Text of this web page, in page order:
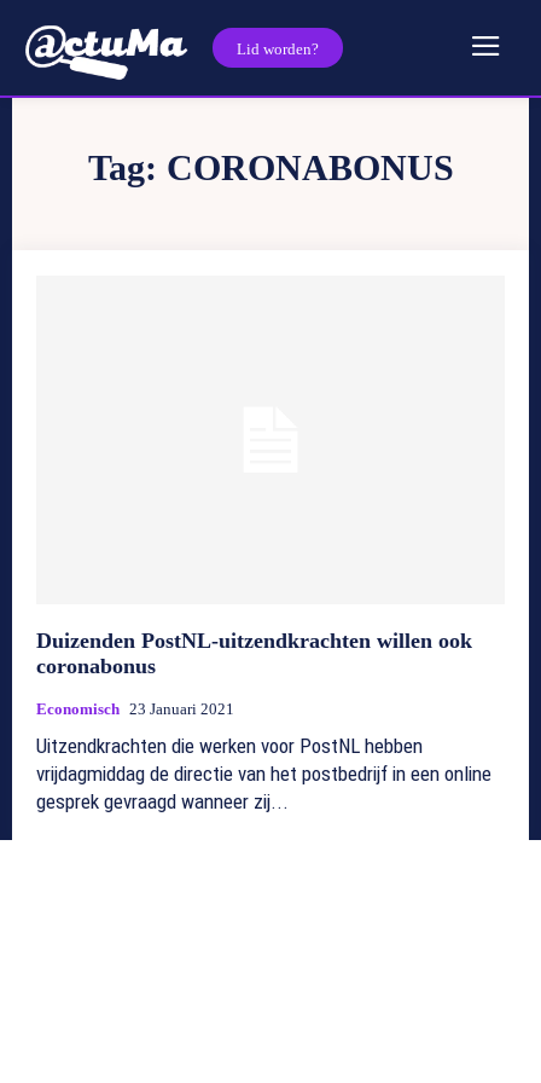
Lid worden?
Tag: CORONABONUS
Duizenden PostNL-uitzendkrachten willen ook
coronabonus
Economisch 23 Januari 2021
Uitzendkrachten die werken voor PostNL hebben
vrijdagmiddag de directie van het postbedrijf in een online
gesprek gevraagd wanneer zij...